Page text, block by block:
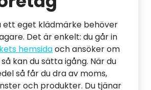
eget klädmärke behöver
Det är enkelt: du går in
hemsidaoch ansöker om
kan du sätta igång. När du
så får du dra av moms,
och produkter. Du tjänar